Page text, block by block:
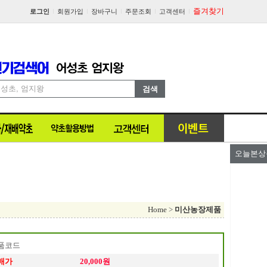
로그인 회원가입 장바구니 주문조회 고객센터 즐겨찾기
오늘본
Home > 미산농장제품
코드
가
20,000원